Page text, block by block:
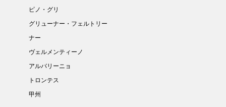
ピノ・グリ
グリューナー・フェルトリー
ナー
ヴェルメンティーノ
アルバリーニョ
トロンテス
甲州